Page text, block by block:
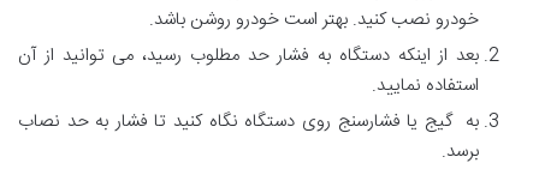
خودرو نصب کنید. بهتر است خودرو روشن باشد.
بعد از اینکه دستگاه به فشار حد مطلوب رسید، می توانید از آن
استفاده نمایید.
به گیج یا فشارسنج روی دستگاه نگاه کنید تا فشار به حد نصاب
برسد.